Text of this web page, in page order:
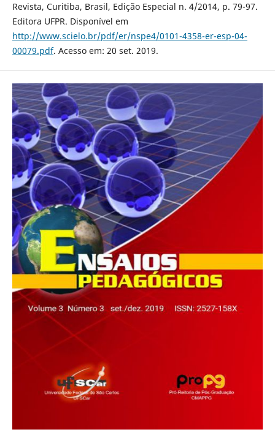
Revista, Curitiba, Brasil, Edição Especial n. 4/2014, p. 79-97.
Editora UFPR. Disponível em
http://www.scielo.br/pdf/er/nspe4/0101-4358-er-esp-04-
00079.pdf. Acesso em: 20 set. 2019.